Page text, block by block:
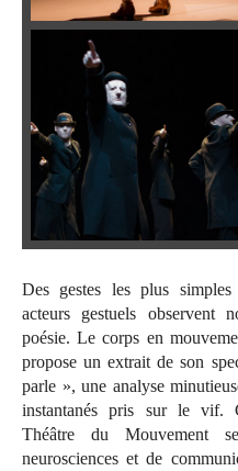
Des gestes les plus simples
acteurs gestuels observent
poésie. Le corps en
propose un extrait de son
parle », une analyse
instantanés pris sur le vif.
Théâtre du Mouvement
neurosciences et de